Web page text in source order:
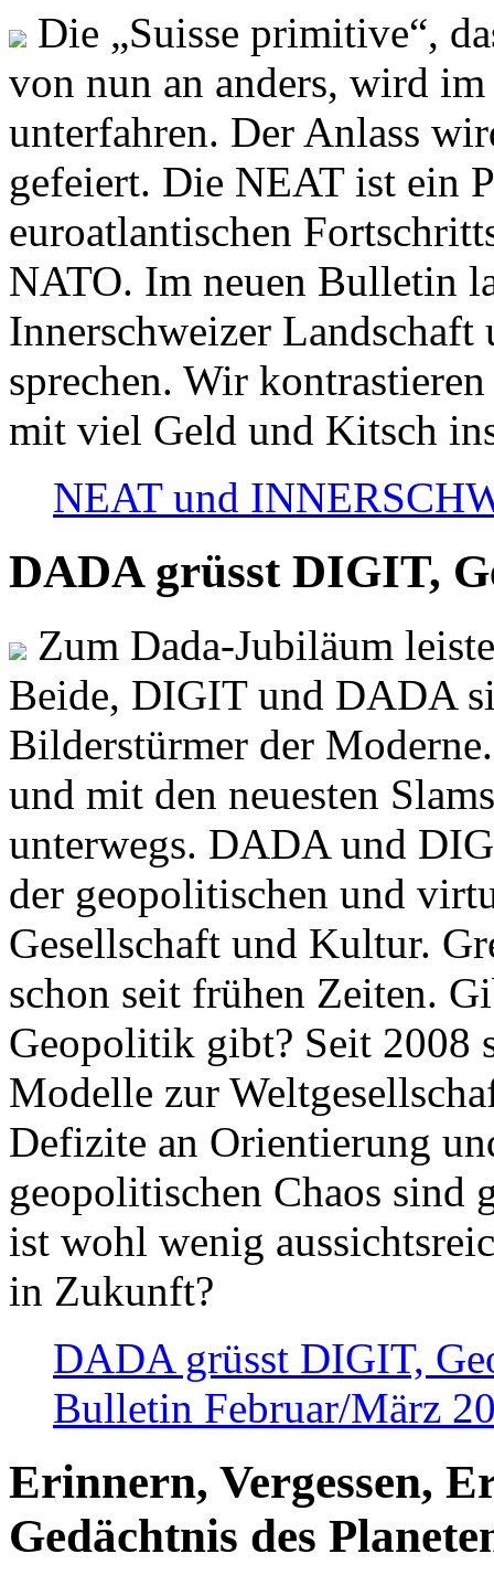
Die „Suisse primitive“,
von nun an anders, wird
unterfahren. Der Anlass
gefeiert. Die NEAT ist ein
euroatlantischen
NATO. Im neuen Bulletin
Innerschweizer
sprechen. Wir
mit viel Geld und Kitsch
NEAT und
DADA grüsst DIGIT,
Zum Dada-Jubiläum
Beide, DIGIT und DADA
Bilderstürmer der
und mit den neuesten
unterwegs. DADA und
der geopolitischen und
Gesellschaft und Kultur.
schon seit frühen Zeiten.
Geopolitik gibt? Seit 2008
Modelle zur
Defizite an Orientierung
geopolitischen Chaos sind
ist wohl wenig
in Zukunft?
DADA grüsst DIGIT,
Bulletin Februar/März
Erinnern, Vergessen,
Gedächtnis des